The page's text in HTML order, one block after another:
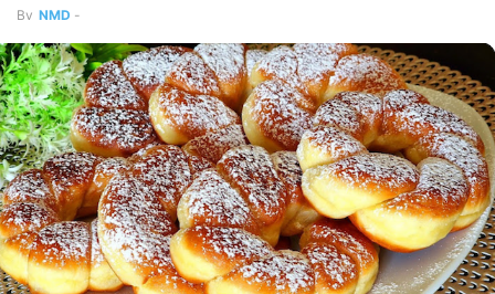
By NMD -